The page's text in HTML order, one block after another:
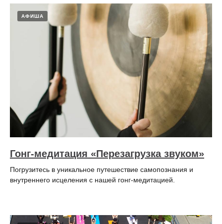
АФИША
Гонг-медитация «Перезагрузка звуком»
Погрузитесь в уникальное путешествие самопознания и
внутреннего исцеления с нашей гонг-медитацией.